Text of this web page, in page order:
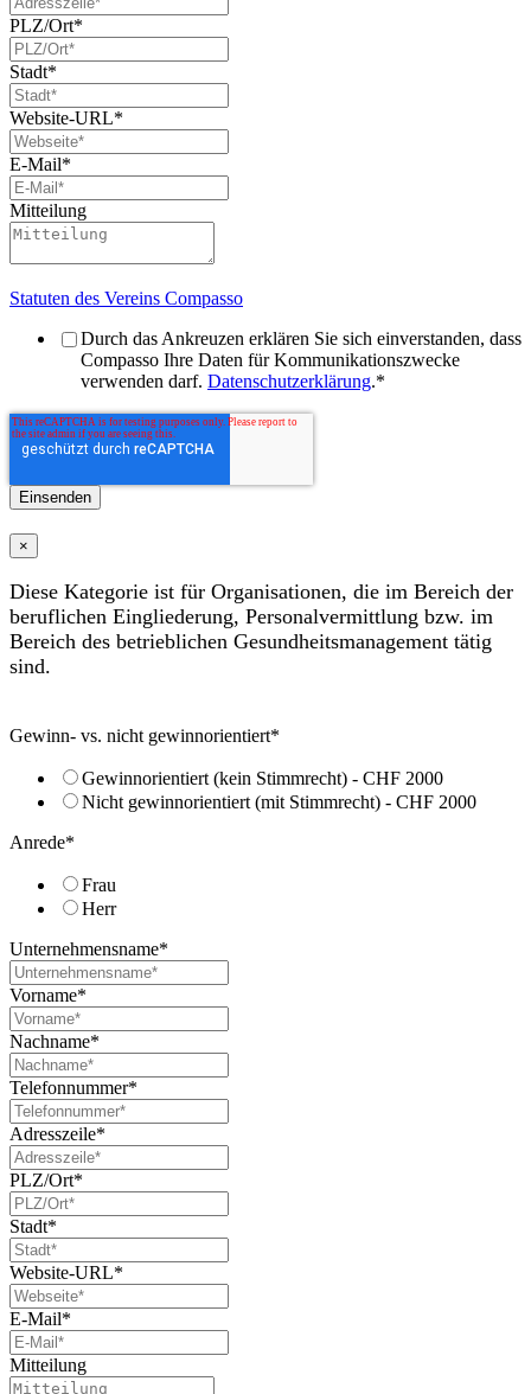
PLZ/Ort*
Stadt*
Website-URL*
E-Mail*
Mitteilung
Statuten des Vereins Compasso
Durch das Ankreuzen erklären Sie sich einverstanden, dass
Compasso Ihre Daten für Kommunikationszwecke
verwenden darf. Datenschutzerklärung.*
×
Diese Kategorie ist für Organisationen, die im Bereich der
beruflichen Eingliederung, Personalvermittlung bzw. im
Bereich des betrieblichen Gesundheitsmanagement tätig
sind.
Gewinn- vs. nicht gewinnorientiert*
Gewinnorientiert (kein Stimmrecht) - CHF 2000
Nicht gewinnorientiert (mit Stimmrecht) - CHF 2000
Anrede*
Frau
Herr
Unternehmensname*
Vorname*
Nachname*
Telefonnummer*
Adresszeile*
PLZ/Ort*
Stadt*
Website-URL*
E-Mail*
Mitteilung